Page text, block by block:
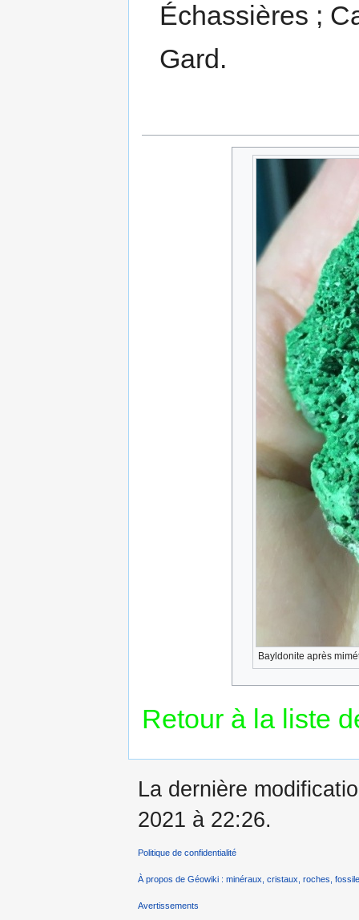
Échassières ;
Gard.
Bayldonite après
Retour à la liste
La dernière
2021 à 22:26.
Politique de confidentialité
À propos de Géowiki : minéraux, cristaux, roches,
Avertissements